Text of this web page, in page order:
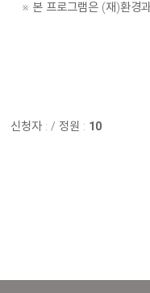
※ 본 프로그램은 (재)환경
신청자 : / 정원 : 10